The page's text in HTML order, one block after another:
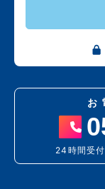
お
24時間受付